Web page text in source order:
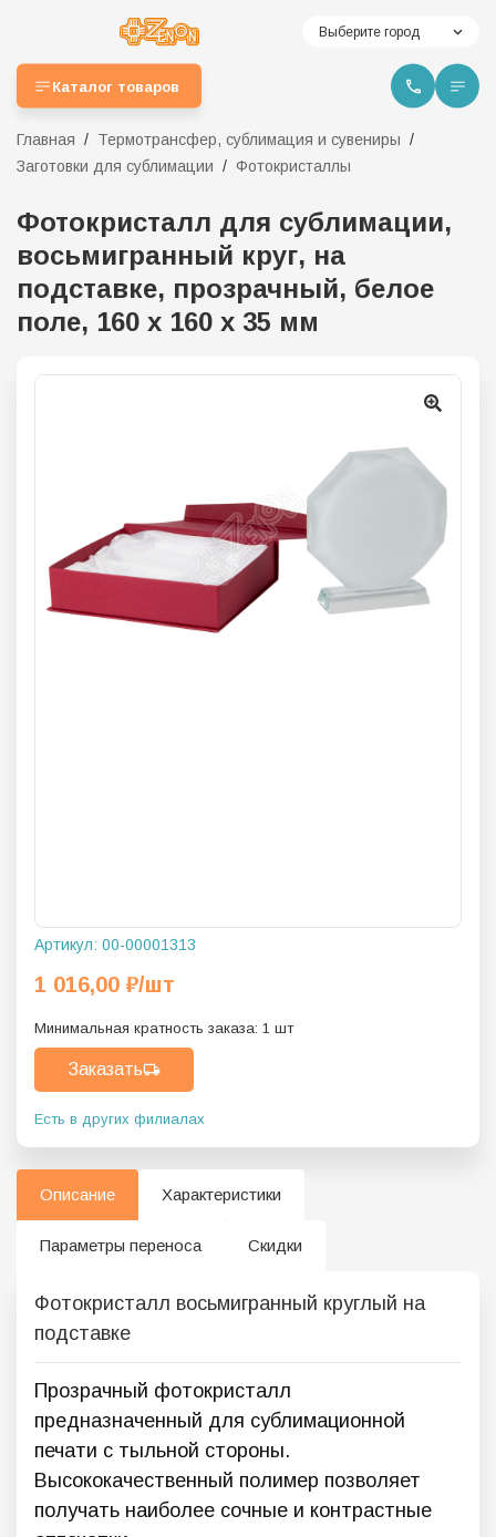
Выберите город
Каталог товаров
Главная
Термотрансфер, сублимация и сувениры
Заготовки для сублимации
Фотокристаллы
Фотокристалл для сублимации,
восьмигранный круг, на
подставке, прозрачный, белое
поле, 160 х 160 х 35 мм
Артикул: 00-00001313
1 016,00 ₽/шт
Минимальная кратность заказа: 1 шт
Заказать
Есть в других филиалах
Описание Характеристики
Параметры переноса Скидки
Фотокристалл восьмигранный круглый на
подставке
Прозрачный фотокристалл
предназначенный для сублимационной
печати с тыльной стороны.
Высококачественный полимер позволяет
получать наиболее сочные и контрастные